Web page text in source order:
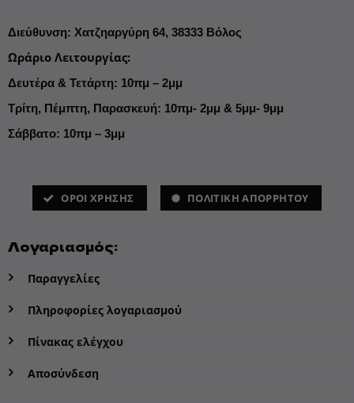
Διεύθυνση: Χατζηαργύρη 64, 38333 Βόλος
Ωράριο Λειτουργίας:
Δευτέρα & Τετάρτη: 10πμ – 2μμ
Τρίτη, Πέμπτη, Παρασκευή: 10πμ- 2μμ & 5μμ- 9μμ
Σάββατο: 10πμ – 3μμ
ΌΡΟΙ ΧΡΗΣΗΣ ΠΟΛΙΤΙΚΗ ΑΠΟΡΡΗΤΟΥ
Λογαριασμός:
Παραγγελίες
Πληροφορίες λογαριασμού
Πίνακας ελέγχου
Αποσύνδεση